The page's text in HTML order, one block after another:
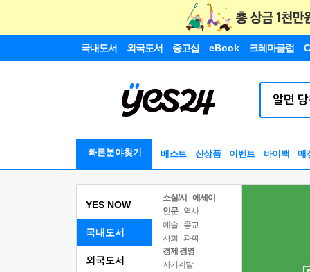
국내도서 외국도서 중고샵 eBook 크레마클럽
빠른분야찾기 베스트 신상품 이벤트 바이백 매
YES NOW
국내도서
소설/시
에세이
인문
역사
예술 | 종교
사회 | 과학
경제 경영
자기계발
외국도서